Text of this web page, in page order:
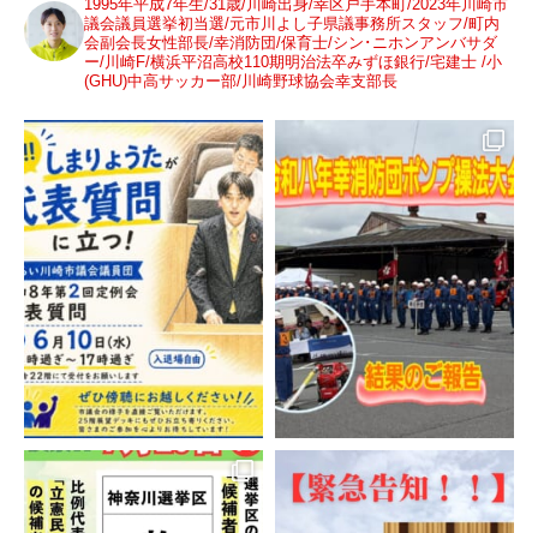
1995年平成7年生/31歳/川崎出身/幸区戸手本町/2023年川崎市
議会議員選挙初当選/元市川よし子県議事務所スタッフ/町内
会副会長女性部長/幸消防団/保育士/シン･ニホンアンバサダ
ー/川崎F/横浜平沼高校110期明治法卒みずほ銀行/宅建士 /小
(GHU)中高サッカー部/川崎野球協会幸支部長